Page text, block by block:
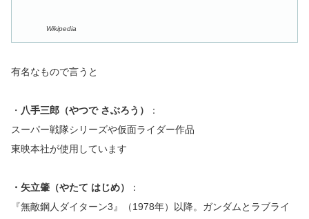
Wikipedia
有名なもので言うと
・ 八手三郎（やつで さぶろう）
：
スーパー戦隊シリーズや仮面ライダー作品
東映本社が使用しています
・矢立肇（やたて はじめ）
：
『無敵鋼人ダイターン3』（1978年）以降。ガンダムとラブライ